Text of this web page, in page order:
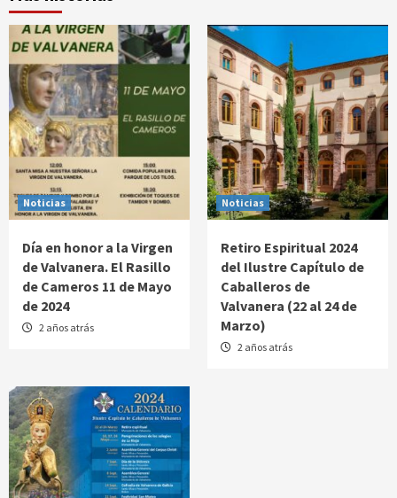
Noticias
Día en honor a la Virgen
de Valvanera. El Rasillo
de Cameros 11 de Mayo
de 2024
2 años atrás
Noticias
Retiro Espiritual 2024
del Ilustre Capítulo de
Caballeros de
Valvanera (22 al 24 de
Marzo)
2 años atrás